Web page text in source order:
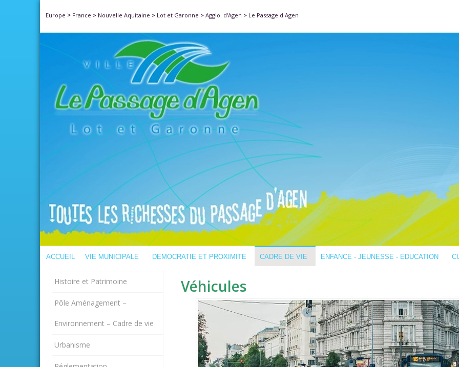
Europe > France > Nouvelle Aquitaine > Lot et Garonne > Agglo. d'Agen > Le Passage d Agen
ACCUEIL VIE MUNICIPALE DEMOCRATIE ET PROXIMITE CADRE DE VIE ENFANCE - JEUNESSE - EDUCATION
Histoire et Patrimoine
Pôle Aménagement –
Environnement – Cadre de vie
Urbanisme
Véhicules